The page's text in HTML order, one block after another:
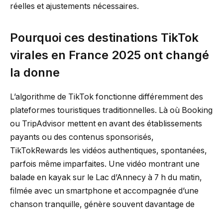
réelles et ajustements nécessaires.
Pourquoi ces destinations TikTok
virales en France 2025 ont changé
la donne
L’algorithme de TikTok fonctionne différemment des
plateformes touristiques traditionnelles. Là où Booking
ou TripAdvisor mettent en avant des établissements
payants ou des contenus sponsorisés,
TikTokRewards les vidéos authentiques, spontanées,
parfois même imparfaites. Une vidéo montrant une
balade en kayak sur le Lac d’Annecy à 7 h du matin,
filmée avec un smartphone et accompagnée d’une
chanson tranquille, génère souvent davantage de